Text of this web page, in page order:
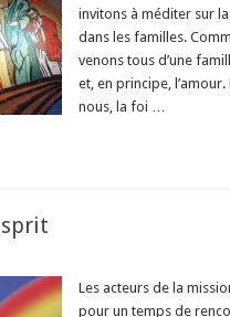
invitons à méditer sur
dans les familles.
venons tous d’une
et, en principe,
nous, la foi …
Les acteurs de la
pour un temps de